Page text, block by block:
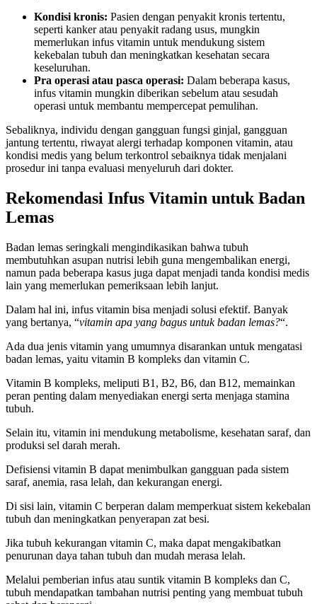
Kondisi kronis: Pasien dengan penyakit kronis tertentu,
seperti kanker atau penyakit radang usus, mungkin
memerlukan infus vitamin untuk mendukung sistem
kekebalan tubuh dan meningkatkan kesehatan secara
keseluruhan.
Pra operasi atau pasca operasi: Dalam beberapa kasus,
infus vitamin mungkin diberikan sebelum atau sesudah
operasi untuk membantu mempercepat pemulihan.
Sebaliknya, individu dengan gangguan fungsi ginjal, gangguan
jantung tertentu, riwayat alergi terhadap komponen vitamin, atau
kondisi medis yang belum terkontrol sebaiknya tidak menjalani
prosedur ini tanpa evaluasi menyeluruh dari dokter.
Rekomendasi Infus Vitamin untuk Badan
Lemas
Badan lemas seringkali mengindikasikan bahwa tubuh
membutuhkan asupan nutrisi lebih guna mengembalikan energi,
namun pada beberapa kasus juga dapat menjadi tanda kondisi medis
lain yang memerlukan pemeriksaan lebih lanjut.
Dalam hal ini, infus vitamin bisa menjadi solusi efektif. Banyak
yang bertanya, “vitamin apa yang bagus untuk badan lemas?“.
Ada dua jenis vitamin yang umumnya disarankan untuk mengatasi
badan lemas, yaitu vitamin B kompleks dan vitamin C.
Vitamin B kompleks, meliputi B1, B2, B6, dan B12, memainkan
peran penting dalam menyediakan energi serta menjaga stamina
tubuh.
Selain itu, vitamin ini mendukung metabolisme, kesehatan saraf, dan
produksi sel darah merah.
Defisiensi vitamin B dapat menimbulkan gangguan pada sistem
saraf, anemia, rasa lelah, dan kekurangan energi.
Di sisi lain, vitamin C berperan dalam memperkuat sistem kekebalan
tubuh dan meningkatkan penyerapan zat besi.
Jika tubuh kekurangan vitamin C, maka dapat mengakibatkan
penurunan daya tahan tubuh dan mudah merasa lelah.
Melalui pemberian infus atau suntik vitamin B kompleks dan C,
tubuh mendapatkan tambahan nutrisi penting yang membuat tubuh